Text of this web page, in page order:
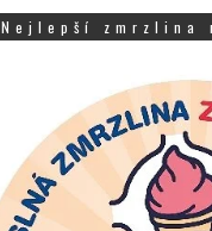
Nejlepší zmrzlina